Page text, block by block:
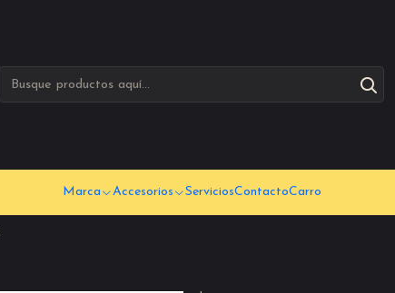
Marca Accesorios ServiciosContactoCarro